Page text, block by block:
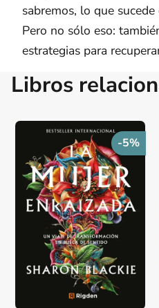
sabremos, lo que
Pero no sólo eso:
estrategias para
Libros
-5%